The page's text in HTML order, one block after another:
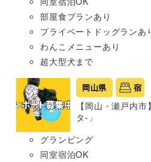
部屋食プランあり
プライベートドッグランあ
わんこメニューあり
超大型犬まで
岡山県 宿
【岡山・瀬戸内
タ-」
グランピング
同室宿泊OK